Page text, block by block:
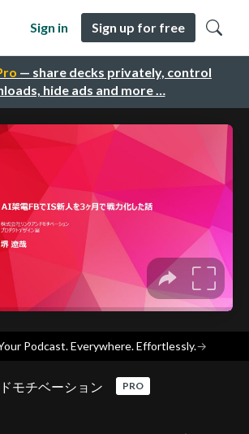
— share decks privately, control
hide ads and more …
Sign in Sign up for free
Podcast. Everywhere. Effortlessly.→
モチベーション PRO